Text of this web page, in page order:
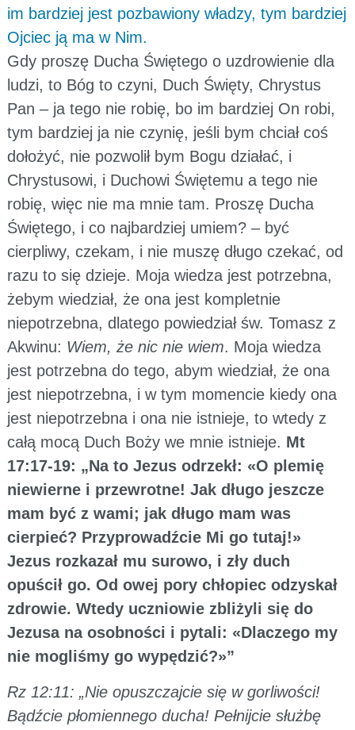
im bardziej jest pozbawiony władzy, tym bardziej
Ojciec ją ma w Nim.
Gdy proszę Ducha Świętego o uzdrowienie dla
ludzi, to Bóg to czyni, Duch Święty, Chrystus
Pan – ja tego nie robię, bo im bardziej On robi,
tym bardziej ja nie czynię, jeśli bym chciał coś
dołożyć, nie pozwolił bym Bogu działać, i
Chrystusowi, i Duchowi Świętemu a tego nie
robię, więc nie ma mnie tam. Proszę Ducha
Świętego, i co najbardziej umiem? – być
cierpliwy, czekam, i nie muszę długo czekać, od
razu to się dzieje. Moja wiedza jest potrzebna,
żebym wiedział, że ona jest kompletnie
niepotrzebna, dlatego powiedział św. Tomasz z
Akwinu: Wiem, że nic nie wiem. Moja wiedza
jest potrzebna do tego, abym wiedział, że ona
jest niepotrzebna, i w tym momencie kiedy ona
jest niepotrzebna i ona nie istnieje, to wtedy z
całą mocą Duch Boży we mnie istnieje. Mt
17:17-19: „Na to Jezus odrzekł: «O plemię
niewierne i przewrotne! Jak długo jeszcze
mam być z wami; jak długo mam was
cierpieć? Przyprowadźcie Mi go tutaj!»
Jezus rozkazał mu surowo, i zły duch
opuścił go. Od owej pory chłopiec odzyskał
zdrowie. Wtedy uczniowie zbliżyli się do
Jezusa na osobności i pytali: «Dlaczego my
nie mogliśmy go wypędzić?»”
Rz 12:11: „Nie opuszczajcie się w gorliwości!
Bądźcie płomiennego ducha! Pełnijcie służbę